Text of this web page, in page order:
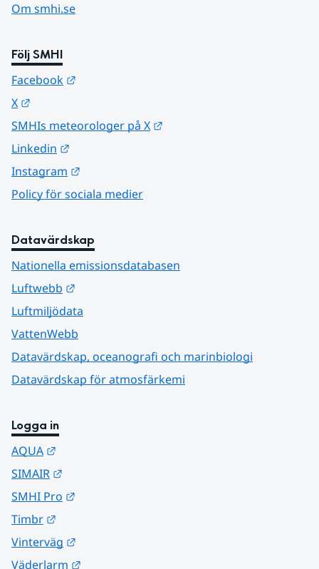
Om smhi.se
Följ SMHI
Facebook
X
SMHIs meteorologer på X
Linkedin
Instagram
Policy för sociala medier
Datavärdskap
Nationella emissionsdatabasen
Luftwebb
Luftmiljödata
VattenWebb
Datavärdskap, oceanografi och marinbiologi
Datavärdskap för atmosfärkemi
Logga in
AQUA
SIMAIR
SMHI Pro
Timbr
Vinterväg
Väderlarm